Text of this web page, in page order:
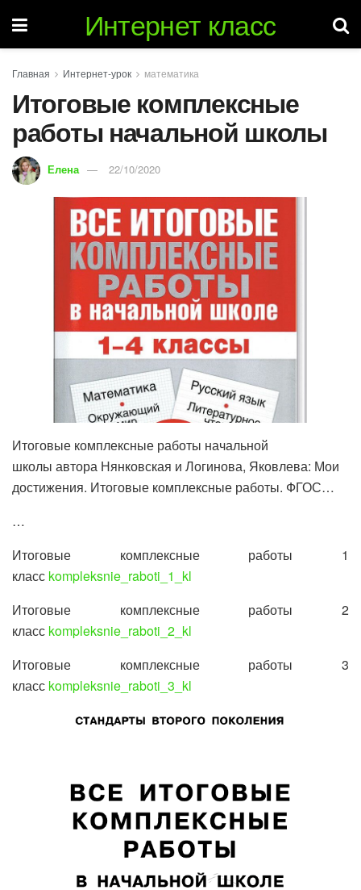
Интернет класс
Главная Интернет-урок математика
Итоговые комплексные
работы начальной школы
Елена 22/10/2020
Итоговые комплексные работы начальной
школы автора Нянковская и Логинова, Яковлева: Мои
достижения. Итоговые комплексные работы. ФГОС…
…
Итоговые комплексные работы 1
класс kompleksnie_raboti_1_kl
Итоговые комплексные работы 2
класс kompleksnie_raboti_2_kl
Итоговые комплексные работы 3
класс kompleksnie_raboti_3_kl